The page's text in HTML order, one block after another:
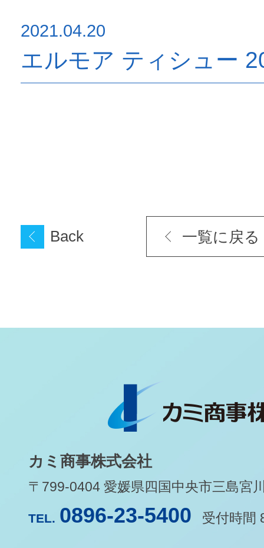
2021.04.20
エルモア ティシュー
Back 一覧に戻る
カミ商事株式会社
〒799-0404 愛媛県四国中央市三島宮
TEL. 0896-23-5400 受付時間